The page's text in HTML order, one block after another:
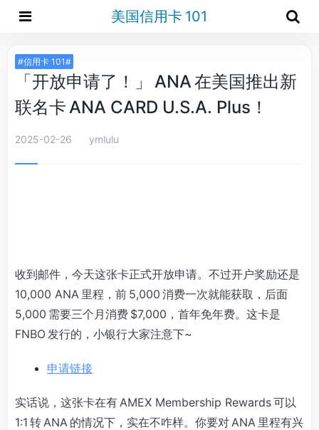
美国信用卡 101
#信用卡 101#
「开放申请了！」 ANA 在美国推出新
联名卡 ANA CARD U.S.A. Plus！
2025-02-26 ymlulu
收到邮件，今天这张卡正式开放申请。不过开户奖励还是
10,000 ANA 里程，前 5,000 消费一次就能获取，后面
5,000 需要三个月消费 $7,000，首年免年费。这卡是
FNBO 发行的，小银行大家注意下~
申请链接
实话说，这张卡在有 AMEX Membership Rewards 可以
1:1 转 ANA 的情况下，实在不咋样。你要对 ANA 里程有兴